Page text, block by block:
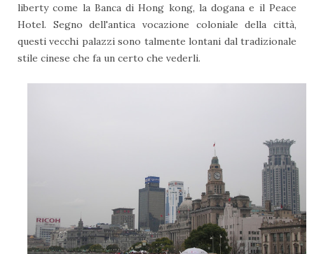
liberty come la Banca di Hong kong, la dogana e il Peace
Hotel. Segno dell'antica vocazione coloniale della città,
questi vecchi palazzi sono talmente lontani dal tradizionale
stile cinese che fa un certo che vederli.